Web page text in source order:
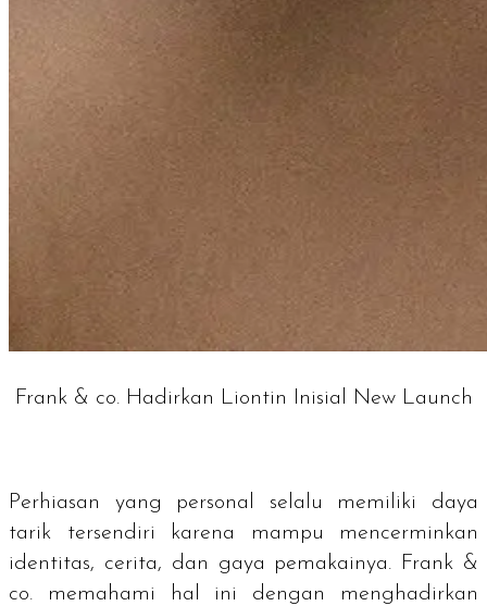
Frank & co. Hadirkan Liontin Inisial New Launch
Perhiasan yang personal selalu memiliki daya
tarik tersendiri karena mampu mencerminkan
identitas, cerita, dan gaya pemakainya. Frank &
co. memahami hal ini dengan menghadirkan